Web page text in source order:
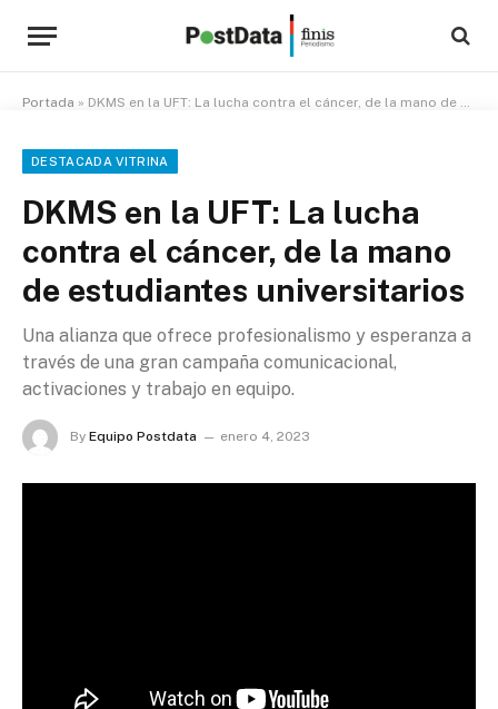
Portada » DKMS en la UFT: La lucha contra el cáncer, de la mano de estudiantes universitarios
DESTACADA VITRINA
DKMS en la UFT: La lucha
contra el cáncer, de la mano
de estudiantes universitarios
Una alianza que ofrece profesionalismo y esperanza a
través de una gran campaña comunicacional,
activaciones y trabajo en equipo.
By Equipo Postdata enero 4, 2023